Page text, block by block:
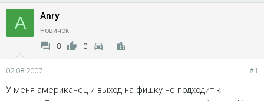
р
т
а
ч
а
A Anry
Новичок
8 0
02.08.2007 #1
У меня американец и выход на фишку не подходит к